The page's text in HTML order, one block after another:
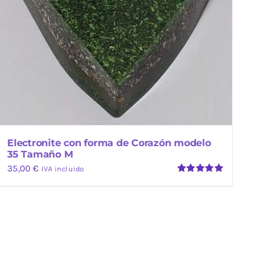
Electronite con forma de Corazón modelo
35 Tamaño M
35,00€ IVA incluido